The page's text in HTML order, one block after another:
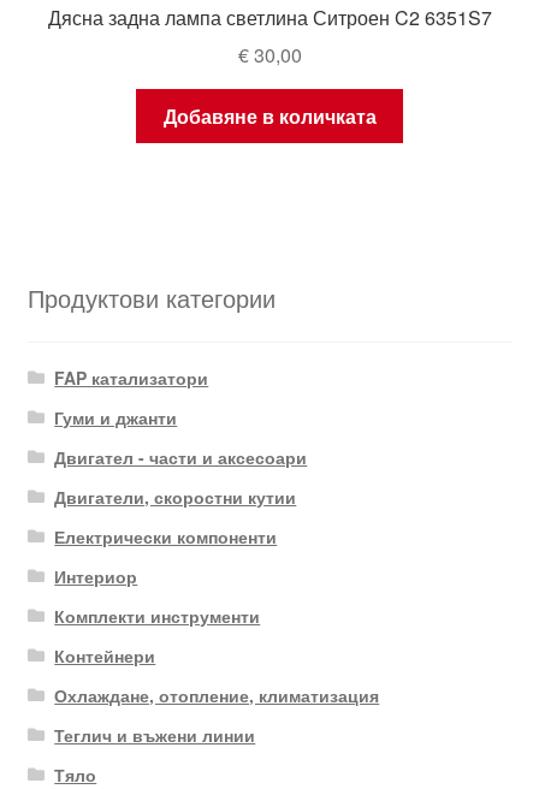
Дясна задна лампа светлина Ситроен C2 6351S7
€30,00
Добавяне в количката
Продуктови категории
FAP катализатори
Гуми и джанти
Двигател - части и аксесоари
Двигатели, скоростни кутии
Електрически компоненти
Интериор
Комплекти инструменти
Контейнери
Охлаждане, отопление, климатизация
Теглич и въжени линии
Тяло